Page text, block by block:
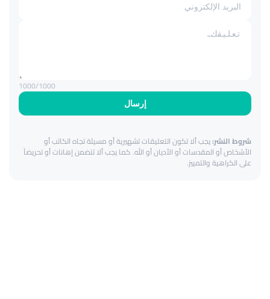
إرسال
1000/1000
شروط النشر:يجب ألا تكون التعليقات تشهيرية أو مسيئة تجاه الكاتب أو
الأشخاص أو المقدسات أو الأديان أو الله. كما يجب ألا تتضمن إهانات أو تحريضاً
على الكراهية والتمييز.